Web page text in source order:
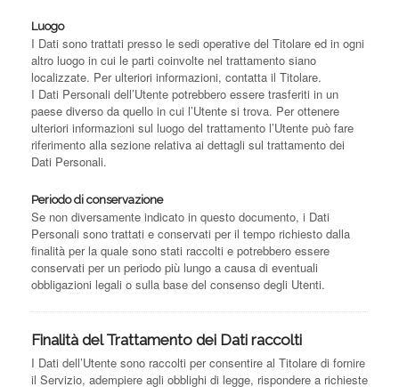
Luogo
I Dati sono trattati presso le sedi operative del Titolare ed in ogni
altro luogo in cui le parti coinvolte nel trattamento siano
localizzate. Per ulteriori informazioni, contatta il Titolare.
I Dati Personali dell’Utente potrebbero essere trasferiti in un
paese diverso da quello in cui l’Utente si trova. Per ottenere
ulteriori informazioni sul luogo del trattamento l’Utente può fare
riferimento alla sezione relativa ai dettagli sul trattamento dei
Dati Personali.
Periodo di conservazione
Se non diversamente indicato in questo documento, i Dati
Personali sono trattati e conservati per il tempo richiesto dalla
finalità per la quale sono stati raccolti e potrebbero essere
conservati per un periodo più lungo a causa di eventuali
obbligazioni legali o sulla base del consenso degli Utenti.
Finalità del Trattamento dei Dati raccolti
I Dati dell’Utente sono raccolti per consentire al Titolare di fornire
il Servizio, adempiere agli obblighi di legge, rispondere a richieste